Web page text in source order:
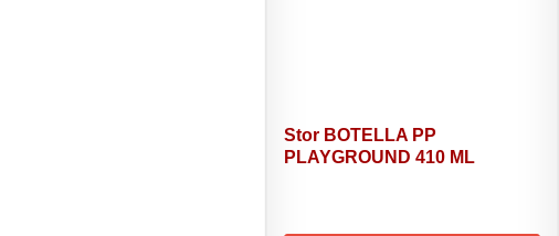
Stor BOTELLA PP
PLAYGROUND 410 ML